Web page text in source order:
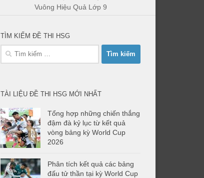
Vuông Hiệu Quả Lớp 9
TÌM KIẾM ĐỀ THI HSG
Tìm
TÀI LIỆU ĐỀ THI HSG MỚI NHẤT
Tổng hợp những chiến thắng
đậm đà kỷ lục từ kết quả
vòng bảng kỳ World Cup
2026
Phân tích kết quả các bảng
đấu tử thần tại kỳ World Cup